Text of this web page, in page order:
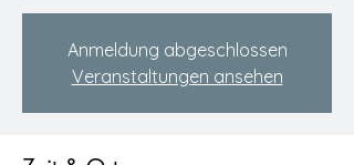
Anmeldung abgeschlossen
Veranstaltungen ansehen